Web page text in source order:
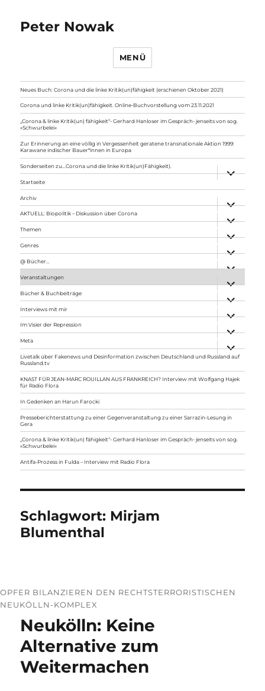
Peter Nowak
MENÜ
Neues Buch: Corona und die linke Kritik(un)fähigkeit (erschienen Oktober 2021)
Corona und linke Kritik(un)fähigkeit. Online-Buchvorstellung vom 23.11.2021
„Corona & linke Kritik(un) fähigkeit“- Gerhard Hanloser im Gespräch- jenseits von sog.
»Schwurbelei«
Zur Erinnerung an eine völlig in Vergessenheit geratene transnationale Aktion 1999:
Karawane indischer Bauer*innen in Europa
Sonderseiten zu…Corona und die linke Kritik(un)Fähigkeit).
anzeigen
Startseite
Archiv
anzeigen
AKTUELL: Biopolitik – Diskussion über Corona
anzeigen
Themen
anzeigen
Genres
anzeigen
@ Bücher…
Veranstaltungen
anzeigen
Bücher & Buchbeiträge
anzeigen
Interviews mit mir
anzeigen
Im Visier der Repression
anzeigen
Meta
anzeigen
Livetalk über Fakenews und Desinformation zwischen Deutschland und Russland auf
Russland.tv
KNAST FÜR JEAN-MARC ROUILLAN AUS FRANKREICH? Interview mit Wolfgang Hajek
für Radio Flora
In Gedenken an Harun Farocki
Presseberichterstattung zu einer Gegenveranstaltung zu einer Sarrazin-Lesung in
Gera
„Corona & linke Kritik(un) fähigkeit“- Gerhard Hanloser im Gespräch- jenseits von sog.
»Schwurbelei«
Antifa-Prozess in Fulda – Interview mit Radio Flora
Schlagwort: Mirjam
Blumenthal
OPFER BILANZIEREN DEN RECHTSTERRORISTISCHEN
NEUKÖLLN-KOMPLEX
Neukölln: Keine
Alternative zum
Weitermachen